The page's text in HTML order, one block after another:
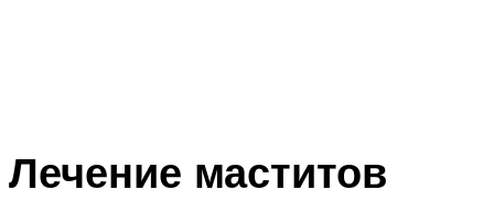
Лечение маститов